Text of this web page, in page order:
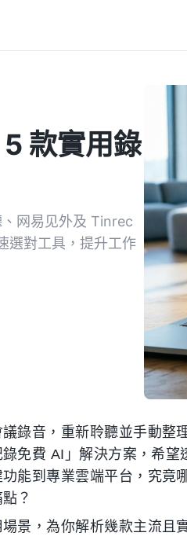
款實用錄
网易见外及 Tinrec
選對工具，提升工作
錄音，重新聆聽並手動整
免費 AI」解決方案，希
能到專業雲端平台，究竟
？
景，為你解析幾款主流且